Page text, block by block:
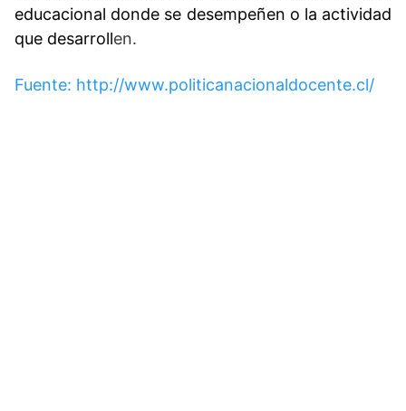
educacional donde se desempeñen o la actividad
que desarrollen.
Fuente: http://www.politicanacionaldocente.cl/